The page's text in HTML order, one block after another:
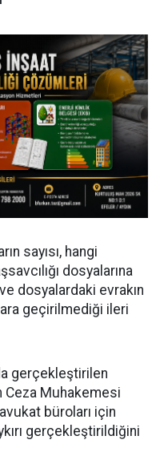
sayısı, hangi
dosyalarına
dosyalardaki evrakın
geçirilmediği ileri
gerçekleştirilen
Ceza Muhakemesi
büroları için
gerçekleştirildiğini